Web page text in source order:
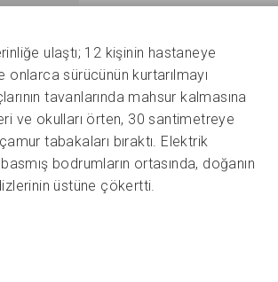
ulaştı; 12 kişinin hastaneye
onlarca sürücünün kurtarılmayı
tavanlarında mahsur kalmasına
ve okulları örten, 30 santimetreye
tabakaları bıraktı. Elektrik
bodrumların ortasında, doğanın
üstüne çökertti.